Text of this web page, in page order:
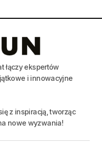
łączy ekspertów
i innowacyjne
z inspiracją, tworząc
nowe wyzwania!